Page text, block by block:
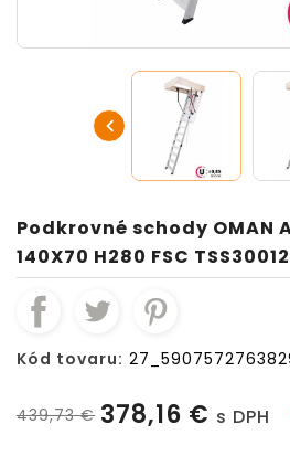

Podkrovné schody OMAN
140X70 H280 FSC TSS30012
Kód tovaru:
439,73 € 378,16 € s DPH